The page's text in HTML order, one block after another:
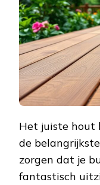
Het juiste hout
de
zorgen dat je
fantastisch